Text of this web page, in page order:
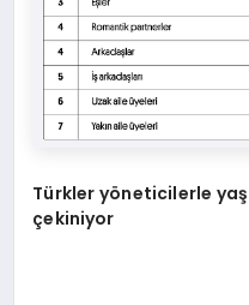
Türkler yöneticilerle yaş
çekiniyor